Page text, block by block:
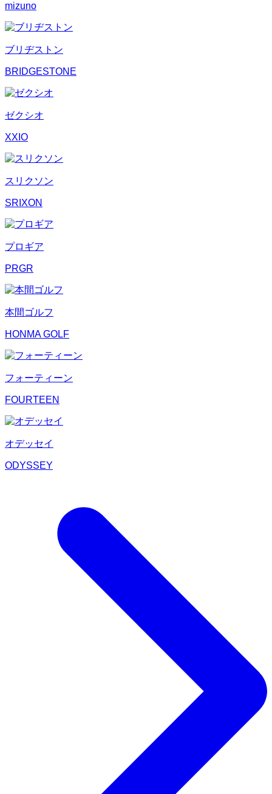
mizuno
ブリヂストン
BRIDGESTONE
ゼクシオ
XXIO
スリクソン
SRIXON
プロギア
PRGR
本間ゴルフ
HONMA GOLF
フォーティーン
FOURTEEN
オデッセイ
ODYSSEY